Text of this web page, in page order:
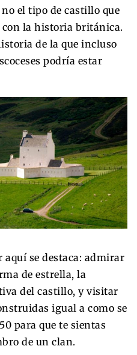
el tipo de castillo que
con la historia británica.
de la que incluso
podría estar
aquí se destaca: admirar
de estrella, la
del castillo, y visitar
igual a como se
para que te sientas
de un clan.